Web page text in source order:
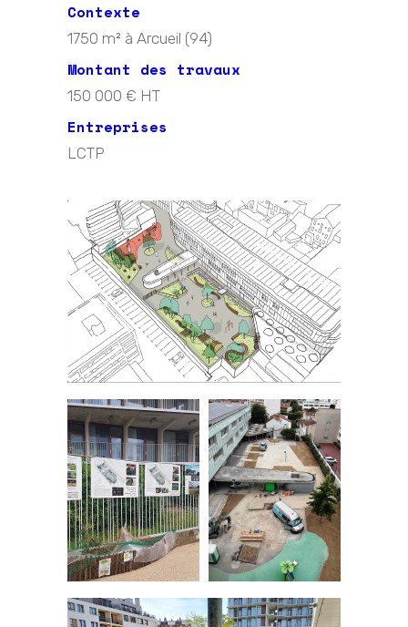
Contexte
1750 m² à Arcueil (94)
Montant des travaux
150 000 € HT
Entreprises
LCTP